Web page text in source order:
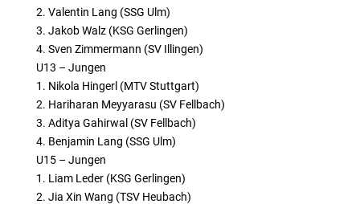
2. Valentin Lang (SSG Ulm)
3. Jakob Walz (KSG Gerlingen)
4. Sven Zimmermann (SV Illingen)
U13 – Jungen
1. Nikola Hingerl (MTV Stuttgart)
2. Hariharan Meyyarasu (SV Fellbach)
3. Aditya Gahirwal (SV Fellbach)
4. Benjamin Lang (SSG Ulm)
U15 – Jungen
1. Liam Leder (KSG Gerlingen)
2. Jia Xin Wang (TSV Heubach)